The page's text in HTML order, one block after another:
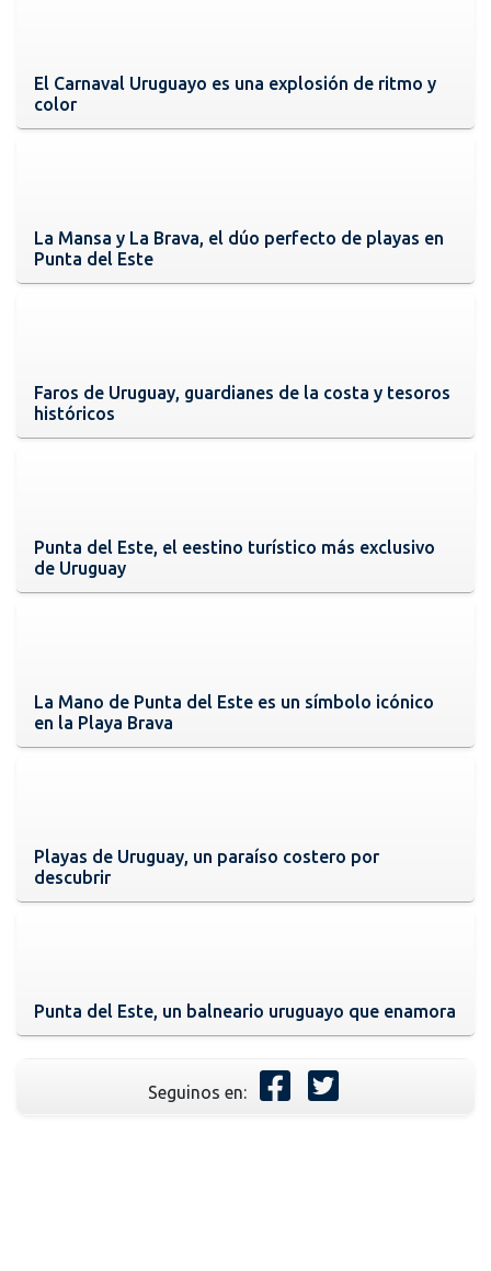
El Carnaval Uruguayo es una explosión de ritmo y
color
La Mansa y La Brava, el dúo perfecto de playas en
Punta del Este
Faros de Uruguay, guardianes de la costa y tesoros
históricos
Punta del Este, el eestino turístico más exclusivo
de Uruguay
La Mano de Punta del Este es un símbolo icónico
en la Playa Brava
Playas de Uruguay, un paraíso costero por
descubrir
Punta del Este, un balneario uruguayo que enamora
Seguinos en: